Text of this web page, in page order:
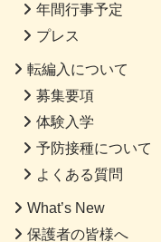
年間行事予定
プレス
転編入について
募集要項
体験入学
予防接種について
よくある質問
What’s New
保護者の皆様へ